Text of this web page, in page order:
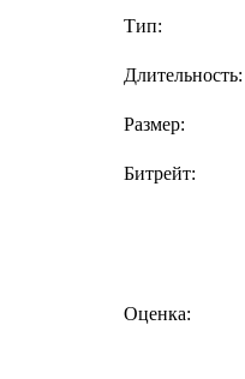
Тип:
Длительность:
Размер:
Битрейт:
Оценка: